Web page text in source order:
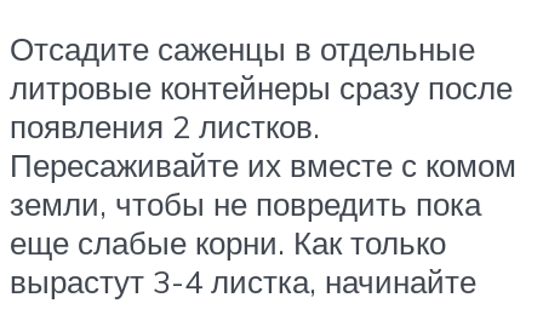
Отсадите саженцы в отдельные
литровые контейнеры сразу после
появления 2 листков.
Пересаживайте их вместе с комом
земли, чтобы не повредить пока
еще слабые корни. Как только
вырастут 3-4 листка, начинайте